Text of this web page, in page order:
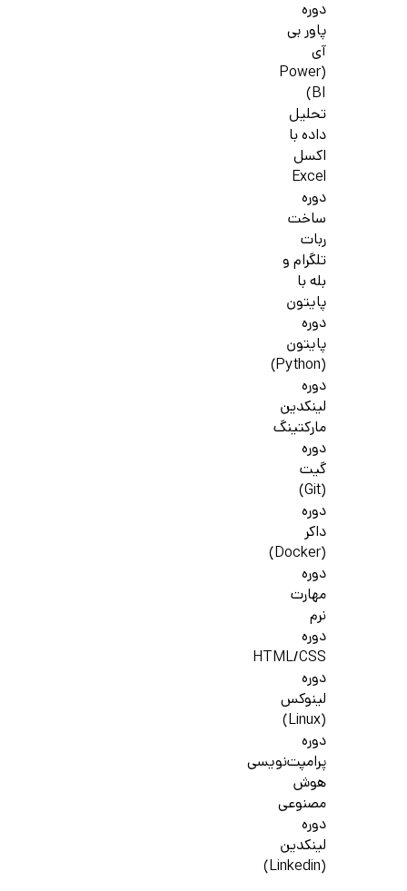
دوره
پاور بی
آی
(Power
BI)
تحلیل
داده با
اکسل
Excel
دوره
ساخت
ربات
تلگرام و
بله با
پایتون
دوره
پایتون
(Python)
دوره
لینکدین
مارکتینگ
دوره
گیت
(Git)
دوره
داکر
(Docker)
دوره
مهارت
نرم
دوره
HTML/CSS
دوره
لینوکس
(Linux)
دوره
پرامپت‌نویسی
هوش
مصنوعی
دوره
لینکدین
(Linkedin)